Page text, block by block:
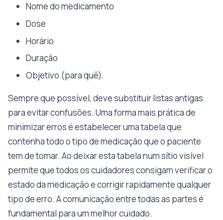
Nome do medicamento
Dose
Horário
Duração
Objetivo (para quê).
Sempre que possível, deve substituir listas antigas
para evitar confusões. Uma forma mais prática de
minimizar erros é estabelecer uma tabela que
contenha todo o tipo de medicação que o paciente
tem de tomar. Ao deixar esta tabela num sítio visível
permite que todos os cuidadores consigam verificar o
estado da medicação e corrigir rapidamente qualquer
tipo de erro. A comunicação entre todas as partes é
fundamental para um melhor cuidado.